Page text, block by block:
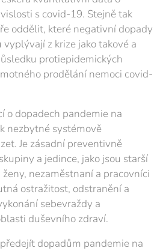
s covid-19. Stejně tak
oddělit, které negativní dopady
z krize jako takové a
protiepidemických
prodělání nemoci covid-
o dopadech pandemie na
nezbytné systémově
Je zásadní preventivně
a jedince, jako jsou starší
nezaměstnaní a pracovníci
ostražitost, odstranění a
sebevraždy a
duševního zdraví.
dopadům pandemie na